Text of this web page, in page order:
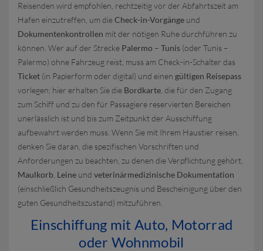
Reisenden wird empfohlen, rechtzeitig vor der Abfahrtszeit am
Hafen einzutreffen, um dieCheck-in-Vorgänge und
Dokumentenkontrollen mit der nötigen Ruhe durchführen zu
können. Wer auf der Strecke Palermo – Tunis (oder Tunis –
Palermo) ohne Fahrzeug reist, muss am Check-in-Schalter das
Ticket (in Papierform oder digital) und einen gültigen Reisepass
vorlegen; hier erhalten Sie die Bordkarte , die für den Zugang
zum Schiff und zu den für Passagiere reservierten Bereichen
unerlässlich ist und bis zum Zeitpunkt der Ausschiffung
aufbewahrt werden muss. Wenn Sie mit Ihrem Haustier reisen,
denken Sie daran, die spezifischen Vorschriften und
Anforderungen zu beachten, zu denen die Verpflichtung gehört,
Maulkorb Leine und veterinärmedizinische Dokumentation
(einschließlich Gesundheitszeugnis und Bescheinigung über den
guten Gesundheitszustand) mitzuführen.
Einschiffung mit Auto, Motorrad
oder Wohnmobil